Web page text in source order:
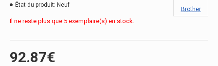
92.87€
État du produit: Neuf
Brother
Il ne reste plus que 5 exemplaire(s) en stock.